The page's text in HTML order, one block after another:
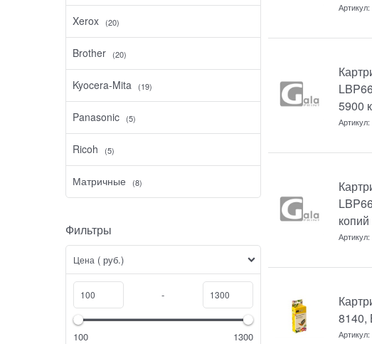
Xerox (20)
Brother (20)
Kyocera-Mita (19)
Panasonic (5)
Ricoh (5)
Матричные (8)
Фильтры
Цена ( руб.)
-
100 1300
Артикул:
5900
Артикул:
Артикул:
8140,
Артикул: